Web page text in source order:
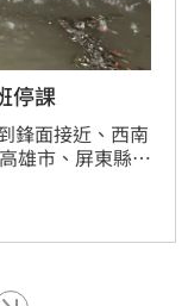
停課
鋒面接近、西南
雄市、屏東縣宣
早，新竹縣政